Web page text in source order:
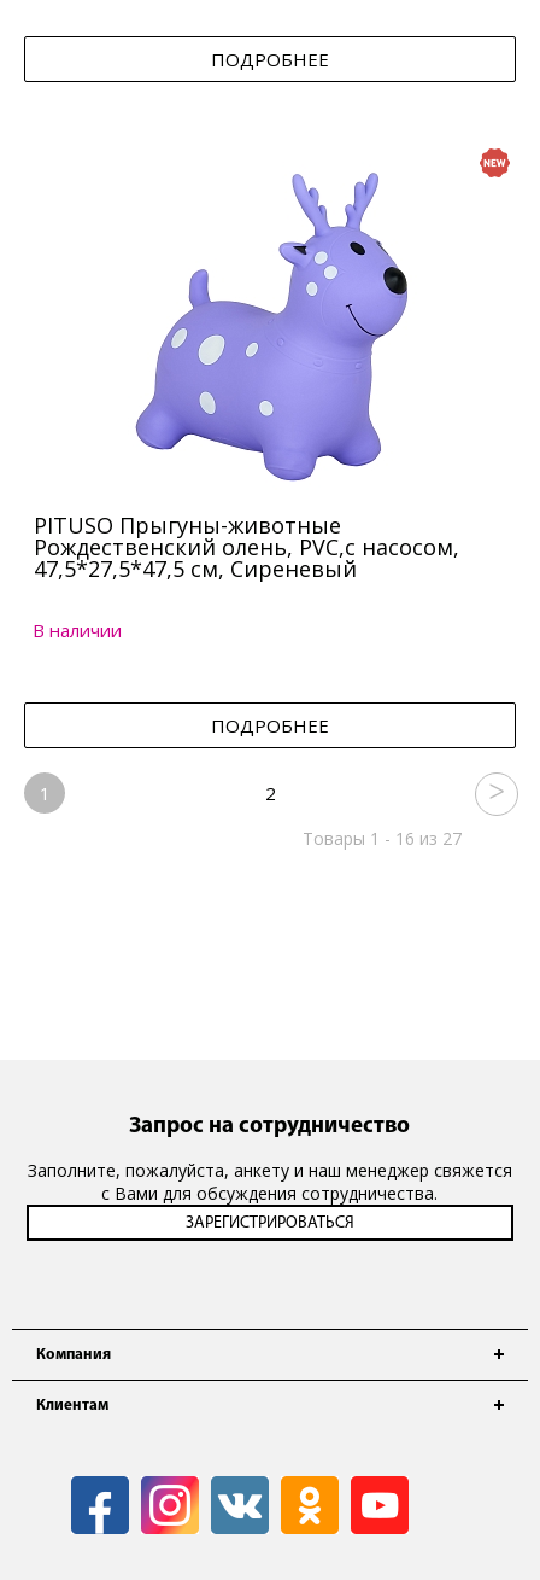
ПОДРОБНЕЕ
PITUSO Прыгуны-животные
Рождественский олень, PVC,с насосом,
47,5*27,5*47,5 см, Сиреневый
В наличии
ПОДРОБНЕЕ
1 2
Товары 1 - 16 из 27
Компания
Клиентам
Запрос на сотрудничество
Заполните, пожалуйста, анкету и наш менеджер свяжется
с Вами для обсуждения сотрудничества.